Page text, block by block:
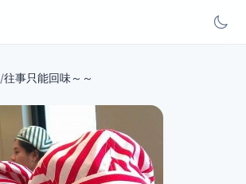
/往事只能回味～～